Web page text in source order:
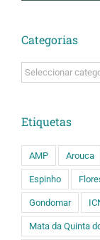
Categorias
Categorias
Etiquetas
AMP Arouca
Espinho
Gondomar
Mata da Quinta